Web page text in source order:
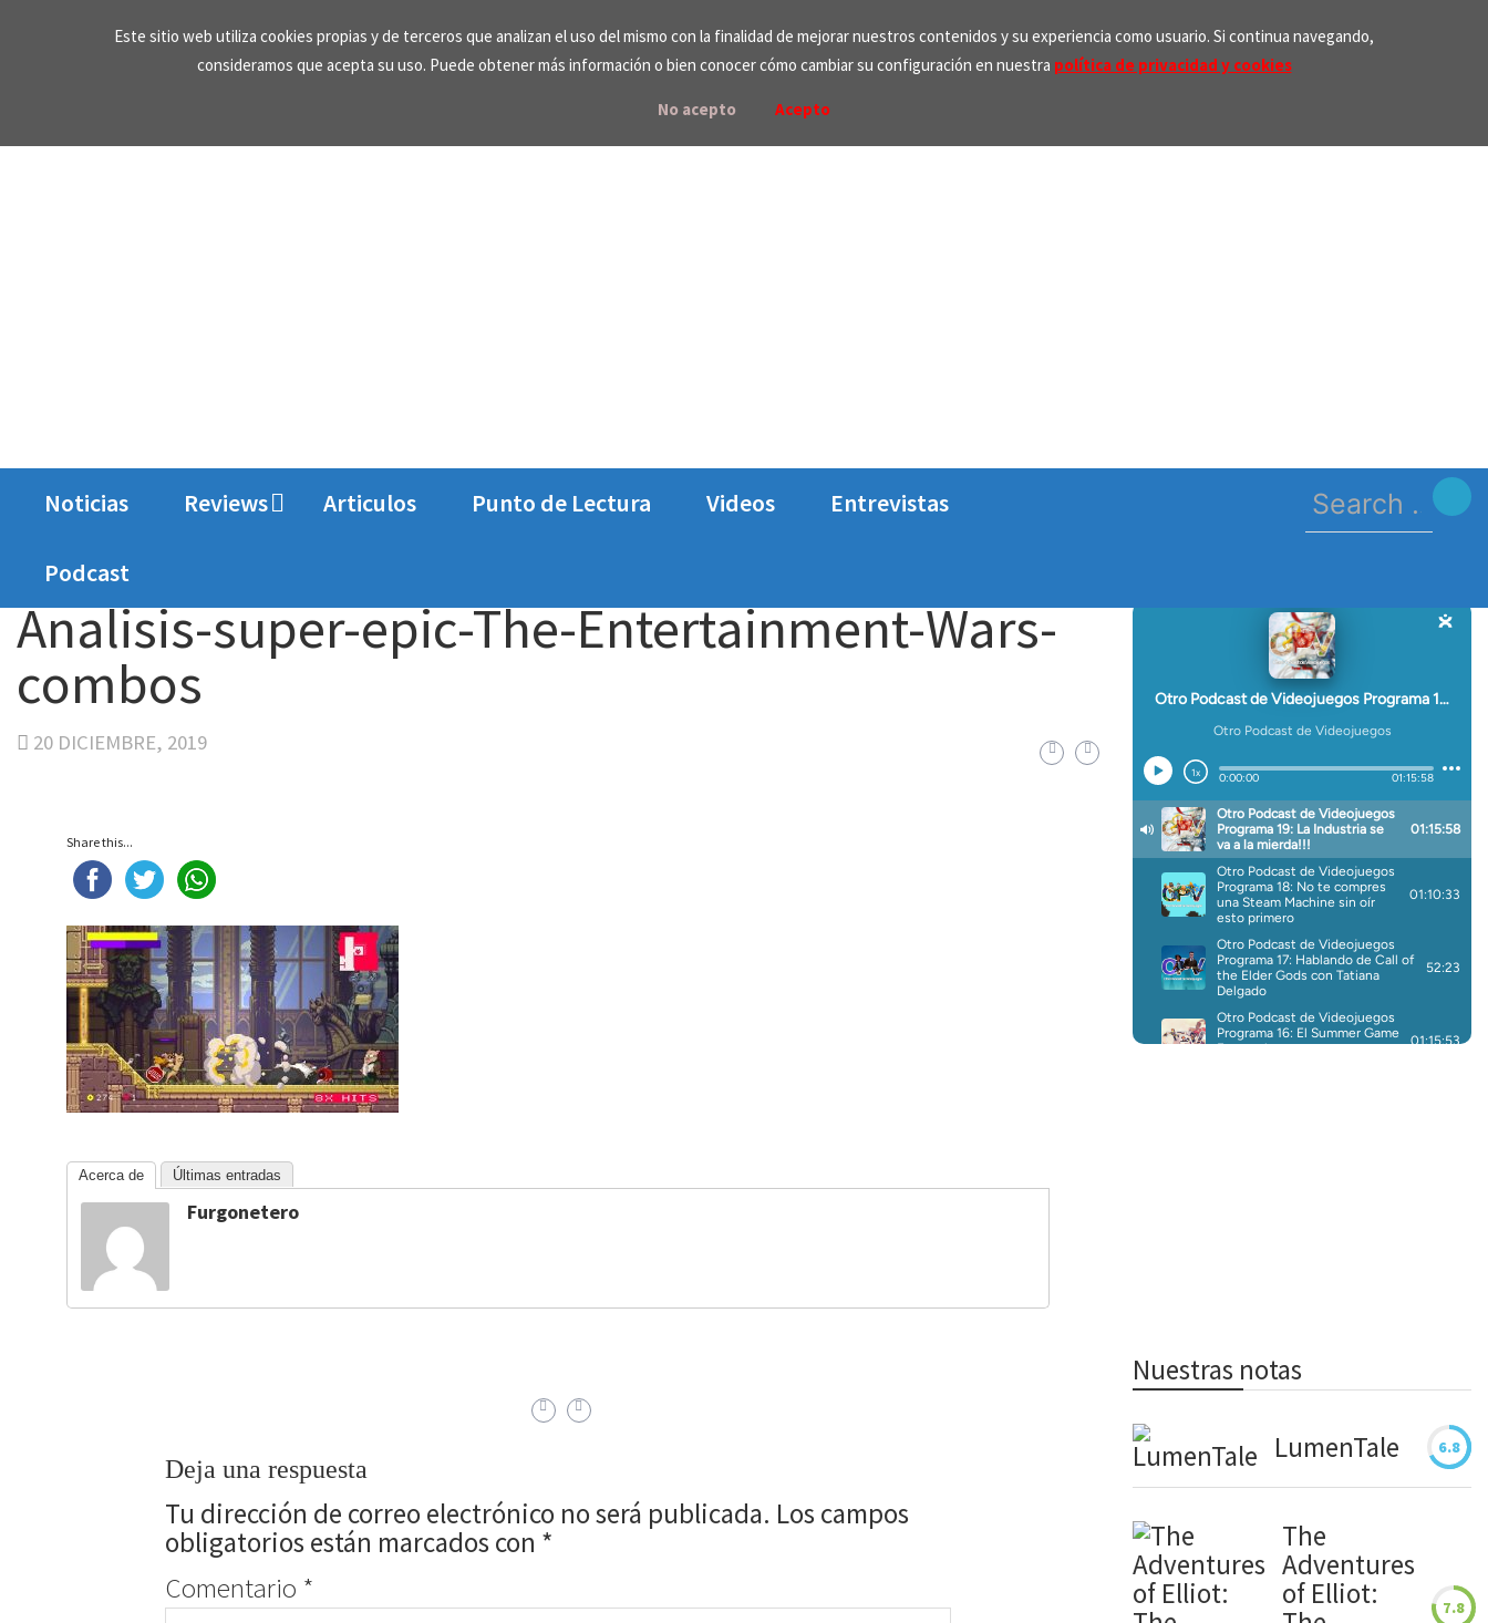
Este sitio web utiliza cookies propias y de terceros que analizan el uso del mismo con la finalidad de mejorar nuestros contenidos y su experiencia como usuario. Si continua navegando,
consideramos que acepta su uso. Puede obtener más información o bien conocer cómo cambiar su configuración en nuestra política de privacidad y cookies
No acepto Acepto
Noticias Reviews Articulos Punto de Lectura Videos Entrevistas
Podcast
Search
for:
Analisis-super-epic-The-Entertainment-Wars-
combos
20 DICIEMBRE, 2019
Share this...
Acerca de Últimas entradas
Furgonetero
Deja una respuesta
Tu dirección de correo electrónico no será publicada. Los campos
obligatorios están marcados con *
Comentario *
Nuestras notas
LumenTale 6.8
The
Adventures
of Elliot:
7.8